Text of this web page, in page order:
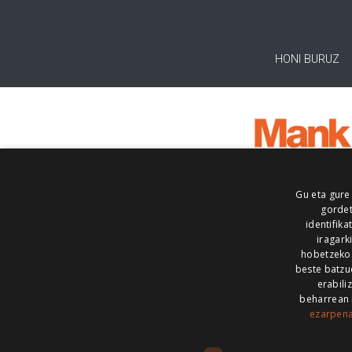
HONI BURUZ
ALEA
Gu eta
hobetzeko.
beste